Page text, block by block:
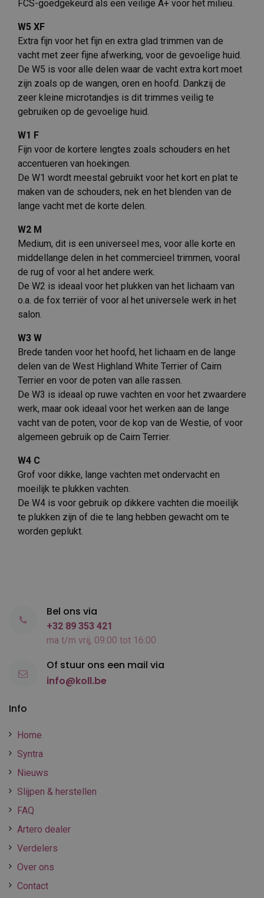
FCS-goedgekeurd als een veilige A+ voor het milieu.
W5 XF
Extra fijn voor het fijn en extra glad trimmen van de
vacht met zeer fijne afwerking, voor de gevoelige huid.
De W5 is voor alle delen waar de vacht extra kort moet
zijn zoals op de wangen, oren en hoofd. Dankzij de
zeer kleine microtandjes is dit trimmes veilig te
gebruiken op de gevoelige huid.
W1 F
Fijn voor de kortere lengtes zoals schouders en het
accentueren van hoekingen.
De W1 wordt meestal gebruikt voor het kort en plat te
maken van de schouders, nek en het blenden van de
lange vacht met de korte delen.
W2 M
Medium, dit is een universeel mes, voor alle korte en
middellange delen in het commercieel trimmen, vooral
de rug of voor al het andere werk.
De W2 is ideaal voor het plukken van het lichaam van
o.a. de fox terriër of voor al het universele werk in het
salon.
W3 W
Brede tanden voor het hoofd, het lichaam en de lange
delen van de West Highland White Terrier of Cairn
Terrier en voor de poten van alle rassen.
De W3 is ideaal op ruwe vachten en voor het zwaardere
werk, maar ook ideaal voor het werken aan de lange
vacht van de poten, voor de kop van de Westie, of voor
algemeen gebruik op de Cairn Terrier.
W4 C
Grof voor dikke, lange vachten met ondervacht en
moeilijk te plukken vachten.
De W4 is voor gebruik op dikkere vachten die moeilijk
te plukken zijn of die te lang hebben gewacht om te
worden geplukt.
Info
Home
Syntra
Nieuws
Slijpen & herstellen
FAQ
Artero dealer
Verdelers
Over ons
Contact
Bel ons via
+32 89 353 421
ma t/m vrij, 09:00 tot 16:00
Of stuur ons een mail via
info@koll.be